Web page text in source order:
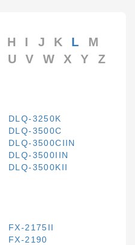
H I J K L
M
U V W X Y Z
DLQ-3250K
DLQ-3500C
DLQ-3500CIIN
DLQ-3500IIN
DLQ-3500KII
FX-2175II
FX-2190